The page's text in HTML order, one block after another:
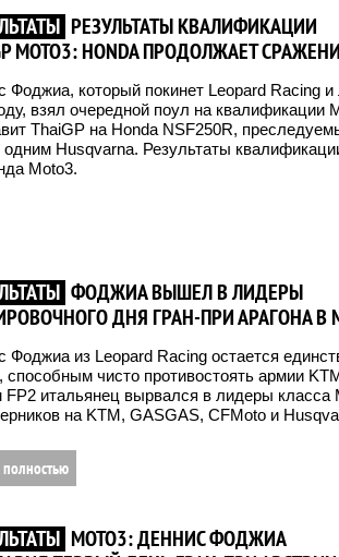
РЕЗУЛЬТАТЫ КВАЛИФИКАЦИИ
MOTO3: HONDA ПРОДОЛЖАЕТ
Фоджиа, который покинет Leopard Racing и
взял очередной поул на квалификации
ThaiGP на Honda NSF250R,
одним Husqvarna. Результаты
Moto3.
ФОДЖИА ВЫШЕЛ В ЛИДЕРЫ
ДНЯ ГРАН-ПРИ АРАГОНА В
Фоджиа из Leopard Racing остается
способным чисто противостоять армии
FP2 итальянец вырвался в лидеры класса
на KTM, GASGAS, CFMoto и
полностью
MOTO3: ДЕННИС ФОДЖИА